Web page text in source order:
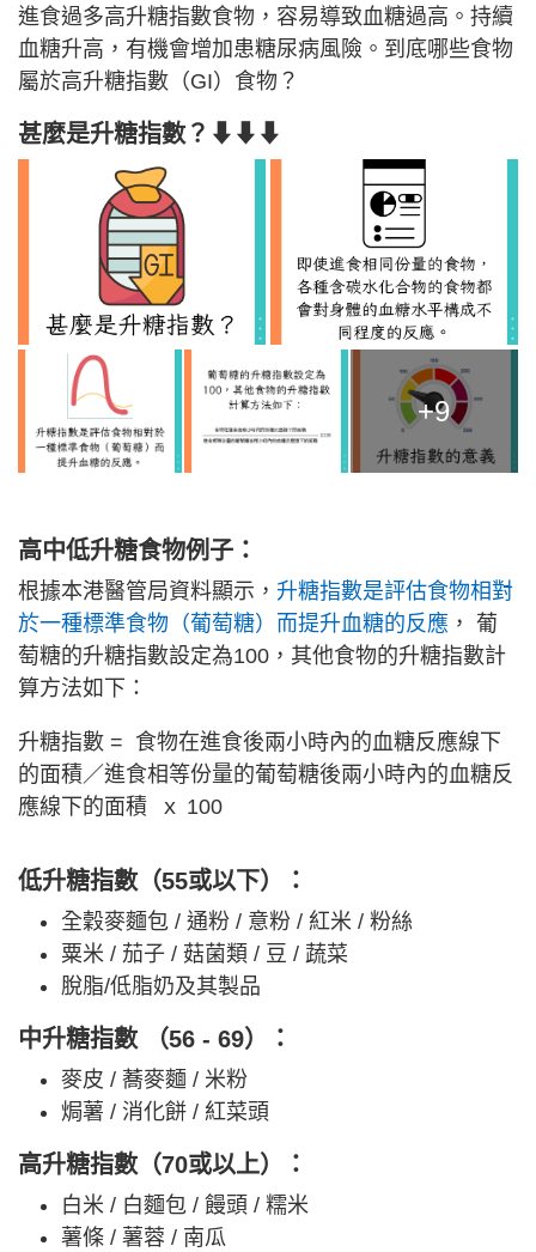
進食過多高升糖指數食物，容易導致血糖過高。持續
血糖升高，有機會增加患糖尿病風險。到底哪些食物
屬於高升糖指數（GI）食物？
甚麼是升糖指數？⬇⬇⬇
+9
高中低升糖食物例子：
根據本港醫管局資料顯示， 升糖指數是評估食物相對
於一種標準食物（葡萄糖）而提升血糖的反應 ， 葡
萄糖的升糖指數設定為100，其他食物的升糖指數計
算方法如下：
升糖指數 = 食物在進食後兩小時內的血糖反應線下
的面積／進食相等份量的葡萄糖後兩小時內的血糖反
應線下的面積 ｘ 100
低升糖指數（55或以下）：
全穀麥麵包 / 通粉 / 意粉 / 紅米 / 粉絲
粟米 / 茄子 / 菇菌類 / 豆 / 蔬菜
脫脂/低脂奶及其製品
中升糖指數 （56 - 69）：
麥皮 / 蕎麥麵 / 米粉
焗薯 / 消化餅 / 紅菜頭
高升糖指數（70或以上）：
白米 / 白麵包 / 饅頭 / 糯米
薯條 / 薯蓉 / 南瓜